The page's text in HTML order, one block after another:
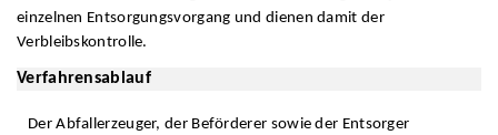
einzelnen Entsorgungsvorgang und dienen damit der
Verbleibskontrolle.
Verfahrensablauf
Der Abfallerzeuger, der Beförderer sowie der Entsorger